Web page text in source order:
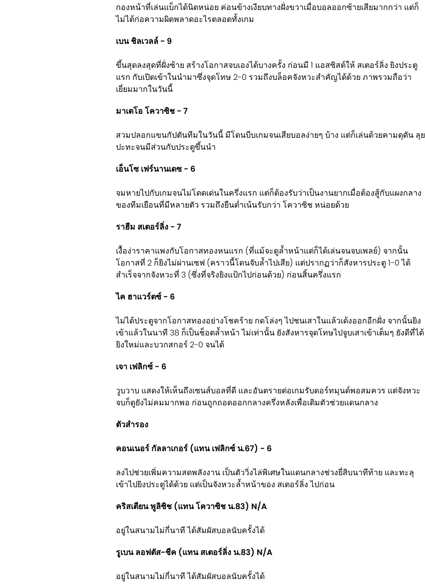
กองหน้าที่เล่นแบ็กได้นิดหน่อย ค่อนข้างเงียบทางฝั่งขวาเมื่อบอลออกซ้ายเสียมากกว่า แต่ก็
ไม่ได้ก่อความผิดพลาดอะไรตลอดทั้งเกม
เบน ชิลเวลล์ - 9
ขึ้นสุดลงสุดที่ฝั่งซ้าย สร้างโอกาสจบเองได้บางครั้ง ก่อนมี 1 แอสซิสต์ให้ สเตอร์ลิ่ง ยิงประตู
แรก กับเปิดเข้าในนำมาซึ่งจุดโทษ 2-0 รวมถึงบล็อคจังหวะสำคัญได้ด้วย ภาพรวมถือว่า
เยี่ยมมากในวันนี้
มาเตโอ โควาซิช - 7
สวมปลอกแขนกัปตันทีมในวันนี้ มีโดนบีบเกมจนเสียบอลง่ายๆ บ้าง แต่ก็เล่นด้วยคามดุดัน ลุย
ปะทะจนมีส่วนกับประตูขึ้นนำ
เอ็นโซ เฟร์นานเดซ - 6
จมหายไปกับเกมจนไม่โดดเด่นในครึ่งแรก แต่ก็ต้องรับว่าเป็นงานยากเมื่อต้องสู้กับแผงกลาง
ของทีมเยือนที่มีหลายตัว รวมถึงยืนต่ำเน้นรับกว่า โควาซิช หน่อยด้วย
ราฮีม สเตอร์ลิ่ง - 7
เงื้อง่าราคาแพงกับโอกาสทองหนแรก (ที่แม้จะดูล้ำหน้าแต่ก็ได้เล่นจนจบเพลย์) จากนั้น
โอกาสที่ 2 ก็ยิงไม่ผ่านเซฟ (คราวนี้โดนจับล้ำไปเสีย) แต่ปรากฏว่าก็สังหารประตู 1-0 ได้
สำเร็จจากจังหวะที่ 3 (ซึ่งที่จริงยิงแป้กไปก่อนด้วย) ก่อนสิ้นครึ่งแรก
ไค ฮาแวร์ตซ์ - 6
ไม่ได้ประตูจากโอกาสทองอย่างโชคร้าย กดโล่งๆ ไปชนเสาในแล้วเด้งออกอีกฝั่ง จากนั้นยิง
เข้าแล้วในนาที 38 ก็เป็นช็อตล้ำหน้า ไม่เท่านั้น ยังสังหารจุดโทษไปจูบเสาเข้าเต็มๆ ยังดีที่ได้
ยิงใหม่และบวกสกอร์ 2-0 จนได้
เจา เฟลิกซ์ - 6
วูบวาบ แสดงให้เห็นถึงเซนส์บอลที่ดี และอันตรายต่อเกมรับดอร์ทมุนด์พอสมควร แต่จังหวะ
จบก็ดูยังไม่คมมากพอ ก่อนถูกถอดออกกลางครึ่งหลังเพื่อเติมตัวช่วยแดนกลาง
ตัวสำรอง
คอนเนอร์ กัลลาเกอร์ (แทน เฟลิกซ์ น.67) - 6
ลงไปช่วยเพิ่มความสดพลังงาน เป็นตัววิ่งไล่พิเศษในแดนกลางช่วงยี่สิบนาทีท้าย และทะลุ
เข้าไปยิงประตูได้ด้วย แต่เป็นจังหวะล้ำหน้าของ สเตอร์ลิ่ง ไปก่อน
คริสเตียน พูลิซิช (แทน โควาซิช น.83) N/A
อยู่ในสนามไม่กี่นาที ได้สัมผัสบอลนับครั้งได้
รูเบน ลอฟตัส-ชีค (แทน สเตอร์ลิ่ง น.83) N/A
อยู่ในสนามไม่กี่นาที ได้สัมผัสบอลนับครั้งได้